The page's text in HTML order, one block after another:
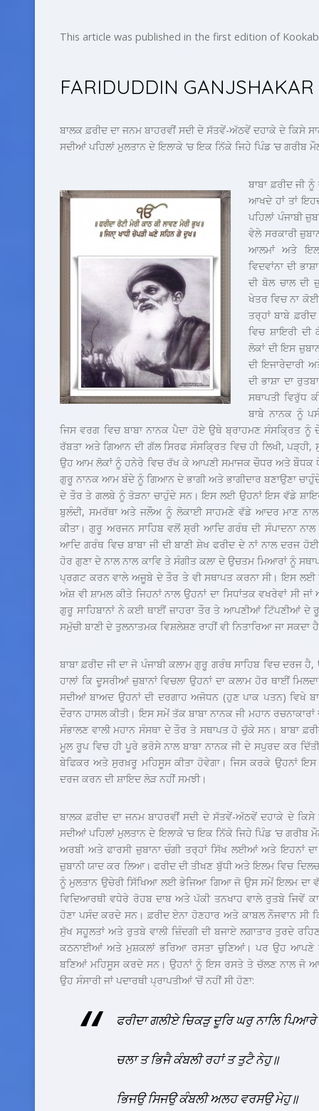
This article was published in the first edition of
FARIDUDDIN GANJSHAKAR
ਬਾਲਕ ਫ਼ਰੀਦ ਦਾ ਜਨਮ ਬਾਹਰਵੀਂ ਸਦੀ ਦੇ ਸੱਤਵੇਂ-ਅੱਠਵੇਂ ਦਹਾਕੇ ਦੇ ਕਿਸੇ
ਸਦੀਆਂ ਪਹਿਲਾਂ ਮੁਲਤਾਨ ਦੇ ਇਲਾਕੇ ‘ਚ ਇਕ ਨਿੱਕੇ ਜਿਹੇ ਪਿੰਡ ‘ਚ
ਬਾਬਾ ਫ਼ਰੀਦ ਜੀ
ਆਖਦੇ ਹਾਂ ਤਾਂ
ਪਹਿਲਾਂ ਪੰਜਾਬੀ
ਵੇਲੇ ਸਰਕਾਰੀ
ਆਲਮਾਂ ਅਤੇ
ਵਿਦਵਾਂਨਾ ਦੀ
ਦੀ ਬੋਲ ਚਾਲ ਦੀ
ਖੇਤਰ ਵਿਚ ਨਾ
ਤਰ੍ਹਾਂ ਬਾਬੇ
ਵਿਚ ਸ਼ਾਇਰੀ
ਲੋਕਾਂ ਦੀ ਇਸ
ਦੀ ਇਜਾਰੇਦਾਰੀ
ਦੀ ਭਾਸ਼ਾ ਦਾ
ਸਥਾਪਤੀ ਵਿਰੁੱਧ
ਬਾਬੇ ਨਾਨਕ ਨੂੰ
ਜਿਸ ਵਰਗ ਵਿਚ ਬਾਬਾ ਨਾਨਕ ਪੈਦਾ ਹੋਏ ਉਥੇ ਬ੍ਰਾਹਮਣ ਸੰਸਕ੍ਰਿਤ ਨੂੰ
ਰੱਬਤਾ ਅਤੇ ਗਿਆਨ ਦੀ ਗੱਲ ਸਿਰਫ ਸੰਸਕ੍ਰਿਤ ਵਿਚ ਹੀ ਲਿਖੀ, ਪੜ੍ਹੀ,
ਉਹ ਆਮ ਲੋਕਾਂ ਨੂੰ ਹਨੇਰੇ ਵਿਚ ਰੱਖ ਕੇ ਆਪਣੀ ਸਮਾਜਕ ਚੌਧਰ ਅਤੇ ਬੌਧਕ
ਗੁਰੂ ਨਾਨਕ ਆਮ ਬੰਦੇ ਨੂੰ ਗਿਆਨ ਦੇ ਭਾਗੀ ਅਤੇ ਭਾਗੀਦਾਰ ਬਣਾਉਣਾ
ਦੇ ਤੌਰ ਤੇ ਗਲਬੇ ਨੂੰ ਤੋੜਨਾ ਚਾਹੁੰਦੇ ਸਨ। ਇਸ ਲਈ ਉਹਨਾਂ ਇਸ ਵੱਡੇ ਸ਼ਾਇਰ
ਬੁਲੰਦੀ, ਸਮਰੱਥਾ ਅਤੇ ਜਲੌਅ ਨੂੰ ਲੋਕਾਈ ਸਾਹਮਣੇ ਵੱਡੇ ਆਦਰ ਮਾਣ
ਕੀਤਾ। ਗੁਰੂ ਅਰਜਨ ਸਾਹਿਬ ਵਲੋਂ ਸ਼੍ਰੀ ਆਦਿ ਗਰੰਥ ਦੀ ਸੰਪਾਦਨਾ
ਆਦਿ ਗਰੰਥ ਵਿਚ ਬਾਬਾ ਜੀ ਦੀ ਬਾਣੀ ਸ਼ੇਖ ਫਰੀਦ ਦੇ ਨਾਂ ਨਾਲ ਦਰਜ
ਹੋਰ ਗੁਣਾ ਦੇ ਨਾਲ ਨਾਲ ਕਾਵਿ ਤੇ ਸੰਗੀਤ ਕਲਾ ਦੇ ਉਚਤਮ ਮਿਆਰਾਂ ਨੂੰ
ਪ੍ਰਗਟ ਕਰਨ ਵਾਲੇ ਅਜੂਬੇ ਦੇ ਤੌਰ ਤੇ ਵੀ ਸਥਾਪਤ ਕਰਨਾ ਸੀ। ਇਸ ਲਈ
ਅੰਸ਼ ਵੀ ਸ਼ਾਮਲ ਕੀਤੇ ਜਿਹਨਾਂ ਨਾਲ ਉਹਨਾਂ ਦਾ ਸਿਧਾਂਤਕ ਵਖਰੇਵਾਂ ਸੀ
ਗੁਰੂ ਸਾਹਿਬਾਨਾਂ ਨੇ ਕਈ ਥਾਈਂ ਜ਼ਾਹਰਾ ਤੌਰ ਤੇ ਆਪਣੀਆਂ ਟਿੱਪਣੀਆਂ ਦੇ
ਸਮੁੱਚੀ ਬਾਣੀ ਦੇ ਤੁਲਨਾਤਮਕ ਵਿਸ਼ਲੇਸ਼ਣ ਰਾਹੀਂ ਵੀ ਨਿਤਾਰਿਆ ਜਾ ਸਕਦਾ
ਬਾਬਾ ਫ਼ਰੀਦ ਜੀ ਦਾ ਜੋ ਪੰਜਾਬੀ ਕਲਾਮ ਗੁਰੂ ਗਰੰਥ ਸਾਹਿਬ ਵਿਚ ਦਰਜ
ਹਾਲਾਂ ਕਿ ਦੂਸਰੀਆਂ ਜ਼ੁਬਾਨਾਂ ਵਿਚਲਾ ਉਹਨਾਂ ਦਾ ਕਲਾਮ ਹੋਰ ਥਾਈਂ
ਸਦੀਆਂ ਬਾਅਦ ਉਹਨਾਂ ਦੀ ਦਰਗਾਹ ਅਜੋਧਨ (ਹੁਣ ਪਾਕ ਪਤਨ) ਵਿਖੇ
ਦੌਰਾਨ ਹਾਸਲ ਕੀਤੀ। ਇਸ ਸਮੇਂ ਤੱਕ ਬਾਬਾ ਨਾਨਕ ਜੀ ਮਹਾਨ
ਸੰਭਾਲਣ ਵਾਲੀ ਮਹਾਨ ਸੰਸਥਾ ਦੇ ਤੌਰ ਤੇ ਸਥਾਪਤ ਹੋ ਚੁੱਕੇ ਸਨ। ਬਾਬਾ
ਮੂਲ ਰੂਪ ਵਿਚ ਹੀ ਪੂਰੇ ਭਰੋਸੇ ਨਾਲ ਬਾਬਾ ਨਾਨਕ ਜੀ ਦੇ ਸਪੁਰਦ ਕਰ
ਬੇਫਿਕਰ ਅਤੇ ਸੁਰਖ਼ਰੂ ਮਹਿਸੂਸ ਕੀਤਾ ਹੋਵੇਗਾ। ਜਿਸ ਕਰਕੇ ਉਹਨਾਂ ਇਸ
ਦਰਜ ਕਰਨ ਦੀ ਸ਼ਾਇਦ ਲੋੜ ਨਹੀਂ ਸਮਝੀ।
ਬਾਲਕ ਫ਼ਰੀਦ ਦਾ ਜਨਮ ਬਾਹਰਵੀਂ ਸਦੀ ਦੇ ਸੱਤਵੇਂ-ਅੱਠਵੇਂ ਦਹਾਕੇ ਦੇ
ਸਦੀਆਂ ਪਹਿਲਾਂ ਮੁਲਤਾਨ ਦੇ ਇਲਾਕੇ ‘ਚ ਇਕ ਨਿੱਕੇ ਜਿਹੇ ਪਿੰਡ ‘ਚ
ਅਰਬੀ ਅਤੇ ਫਾਰਸੀ ਜ਼ੁਬਾਨਾ ਚੰਗੀ ਤਰ੍ਹਾਂ ਸਿੱਖ ਲਈਆਂ ਅਤੇ ਇਹਨਾਂ
ਜ਼ੁਬਾਨੀ ਯਾਦ ਕਰ ਲਿਆ। ਫਰੀਦ ਦੀ ਤੀਖਣ ਬੁੱਧੀ ਅਤੇ ਇਲਮ ਵਿਚ
ਨੂੰ ਮੁਲਤਾਨ ਉਚੇਰੀ ਸਿੱਖਿਆ ਲਈ ਭੇਜਿਆ ਗਿਆ ਜੋ ਉਸ ਸਮੇਂ ਇਲਮ ਦਾ
ਵਿਦਿਆਰਥੀ ਵਧੇਰੇ ਰੋਹਬ ਦਾਬ ਅਤੇ ਪੱਕੀ ਤਨਖਾਹ ਵਾਲੇ ਰੁਤਬੇ ਜਿਵੇਂ
ਹੋਣਾ ਪਸੰਦ ਕਰਦੇ ਸਨ। ਫ਼ਰੀਦ ਏਨਾ ਹੋਣਹਾਰ ਅਤੇ ਕਾਬਲ ਨੌਜਵਾਨ ਸੀ
ਸੁੱਖ ਸਹੂਲਤਾਂ ਅਤੇ ਰੁਤਬੇ ਵਾਲੀ ਜ਼ਿੰਦਗੀ ਦੀ ਬਜਾਏ ਲਗਾਤਾਰ ਤੁਰਦੇ
ਕਠਨਾਈਆਂ ਅਤੇ ਮੁਸ਼ਕਲਾਂ ਭਰਿਆ ਰਸਤਾ ਚੁਣਿਆਂ। ਪਰ ਉਹ
ਬਣਿਆਂ ਮਹਿਸੂਸ ਕਰਦੇ ਸਨ। ਉਹਨਾਂ ਨੂੰ ਇਸ ਰਸਤੇ ਤੇ ਚੱਲਣ ਨਾਲ ਜੋ
ਉਹ ਸੰਸਾਰੀ ਜਾਂ ਪਦਾਰਥੀ ਪ੍ਰਾਪਤੀਆਂ ‘ਚੋਂ ਨਹੀਂ ਸੀ ਹੋਣਾ:
ਫਰੀਦਾ ਗਲੀਏ ਚਿਕੜੁ ਦੂਰਿ ਘਰੁ ਨਾਲਿ
ਚਲਾ ਤ ਭਿਜੈ ਕੰਬਲੀ ਰਹਾਂ ਤ ਤੁਟੈ ਨੇਹੁ॥
ਭਿਜਉ ਸਿਜਉ ਕੰਬਲੀ ਅਲਹ ਵਰਸਉ ਮੇਹੁ॥